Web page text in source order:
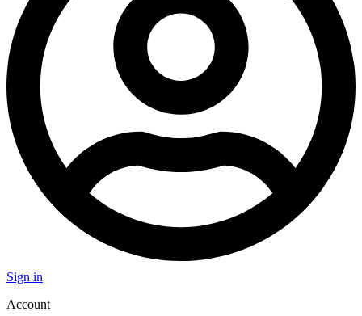
Sign in
Account